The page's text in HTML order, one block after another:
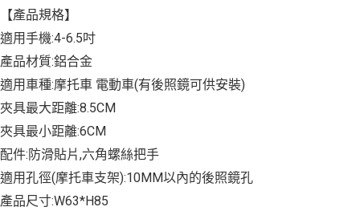
【產品規格】
適用手機:4-6.5吋
產品材質:鋁合金
適用車種:摩托車 電動車(有後照鏡可供安裝)
夾具最大距離:8.5CM
夾具最小距離:6CM
配件:防滑貼片,六角螺絲把手
適用孔徑(摩托車支架):10MM以內的後照鏡孔
產品尺寸:W63*H85